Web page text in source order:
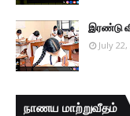
இரண்டு
July
நாணய மாற்றுவீதம்